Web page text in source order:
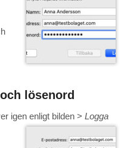
lösenord
igen enligt bilden > Logga